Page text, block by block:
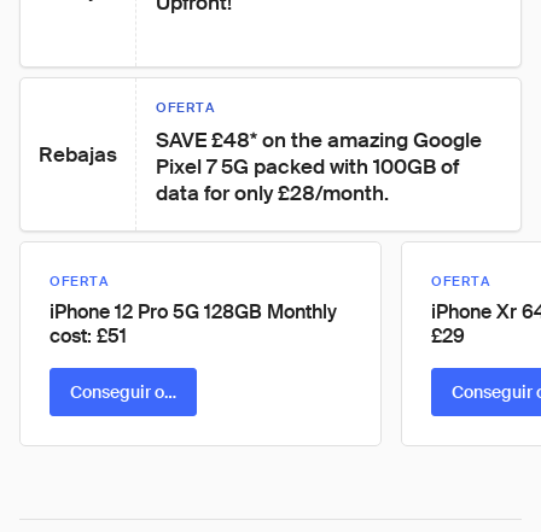
Rebajas
OFERTA
SAVE £48* on the amazing Google
Pixel 7 5G packed with 100GB of
data for only £28/month.
OFERTA
iPhone 12 Pro 5G 128GB Monthly
cost: £51
Conseguir oferta
OFERTA
iPhone Xr
£29
Conseguir